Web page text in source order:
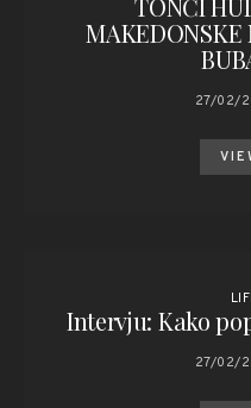
MAKEDONSKE
27/02/
Intervju: Kako
27/02/